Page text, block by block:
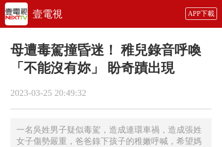
壹電視 APP下載
母遭毒駕撞昏迷！ 稚兒錄音呼喚
「不能沒有妳」 盼奇蹟出現
2023-03-25 20:49:32
一名吳姓男子疑似毒駕，造成連環車禍，造成張姓
女子傷勢嚴重，爸爸錄下孩子的稚嫩呼喊，希望媽